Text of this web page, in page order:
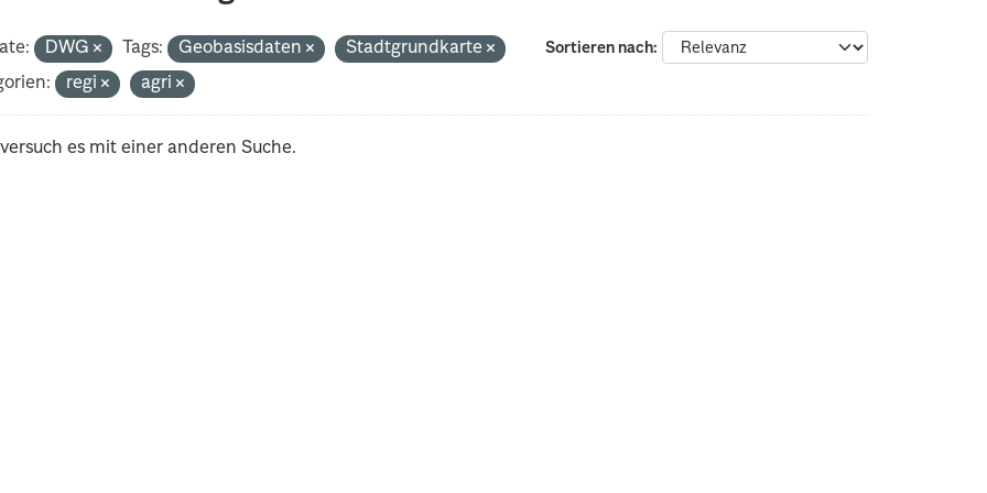
Sortieren nach
DWG Tags: Geobasisdaten
Stadtgrundkarte
regi agri
es mit einer anderen Suche.